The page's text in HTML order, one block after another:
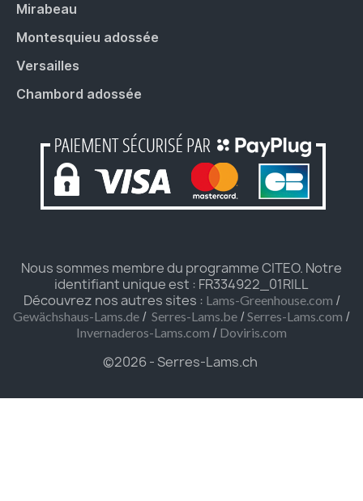
Mirabeau
Montesquieu adossée
Versailles
Chambord adossée
Nous sommes membre du programme CITEO. Notre
identifiant unique est : FR334922_01RILL
Découvrez nos autres sites : Lams-Greenhouse.com /
Gewächshaus-Lams.de / Serres-Lams.be /Serres-Lams.com /
Invernaderos-Lams.com / Doviris.com
©2026 - Serres-Lams.ch